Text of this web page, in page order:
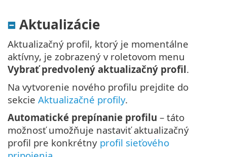
Aktualizácie
Aktualizačný profil, ktorý je momentálne
aktívny, je zobrazený v roletovom menu
Vybrať predvolený aktualizačný profil.
Na vytvorenie nového profilu prejdite do
sekcie Aktualizačné profily.
Automatické prepínanie profilu – táto
možnosť umožňuje nastaviť aktualizačný
profil pre konkrétny profil sieťového